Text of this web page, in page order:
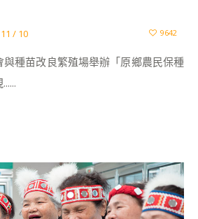
/ 10 9642
種苗改良繁殖場舉辦「原鄉農民保種